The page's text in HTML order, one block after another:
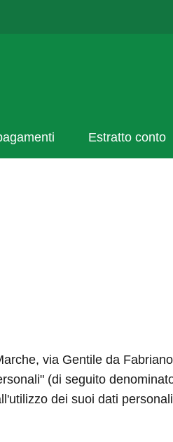
Estratto conto
via Gentile da
(di seguito
dei suoi dati